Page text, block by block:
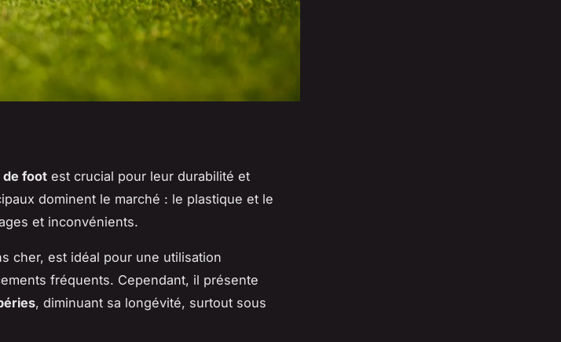
de foot est crucial pour leur durabilité et
dominent le marché : le plastique et le
et inconvénients.
cher, est idéal pour une utilisation
fréquents. Cependant, il présente
, diminuant sa longévité, surtout sous